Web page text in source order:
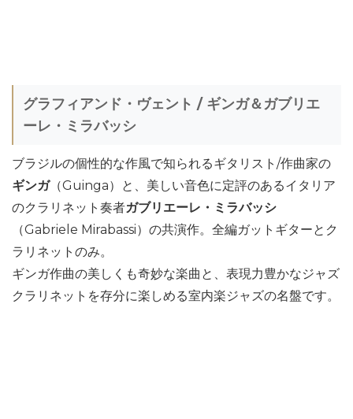
グラフィアンド・ヴェント / ギンガ＆ガブリエ
ーレ・ミラバッシ
ブラジルの個性的な作風で知られるギタリスト/作曲家の
ギンガ（Guinga）と、美しい音色に定評のあるイタリア
のクラリネット奏者ガブリエーレ・ミラバッシ
（Gabriele Mirabassi）の共演作。全編ガットギターとク
ラリネットのみ。
ギンガ作曲の美しくも奇妙な楽曲と、表現力豊かなジャズ
クラリネットを存分に楽しめる室内楽ジャズの名盤です。